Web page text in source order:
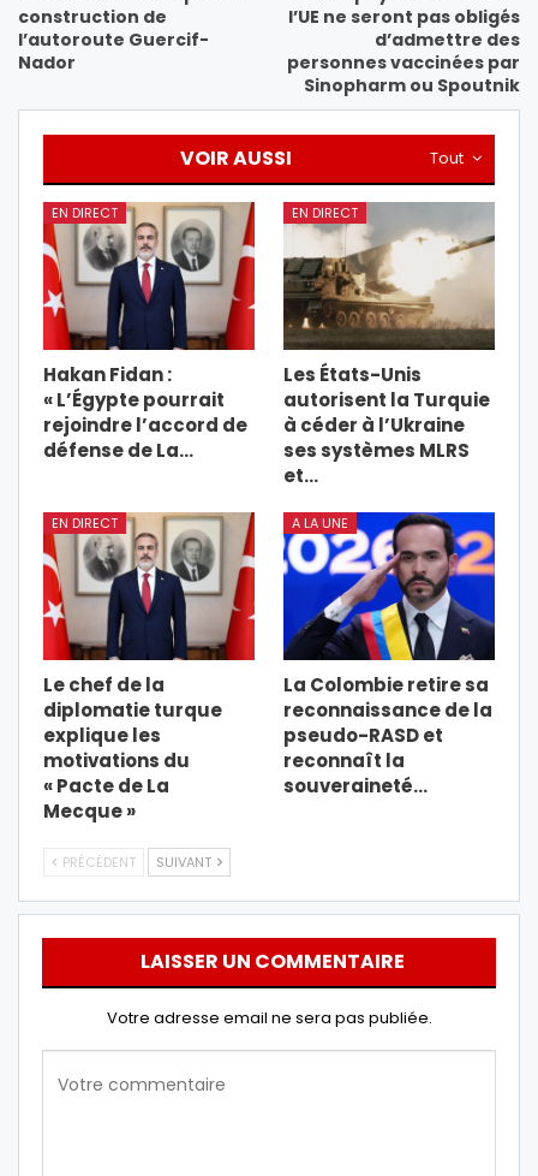
construction de
l’autoroute Guercif-
Nador
l’UE ne seront pas obligés
d’admettre des
personnes vaccinées par
Sinopharm ou Spoutnik
Tout
VOIR AUSSI
EN DIRECT
Hakan Fidan :
« L’Égypte pourrait
rejoindre l’accord de
défense de La…
EN DIRECT
Les États-Unis
autorisent la Turquie
à céder à l’Ukraine
ses systèmes MLRS
et…
EN DIRECT
Le chef de la
diplomatie turque
explique les
motivations du
« Pacte de La
Mecque »
A LA UNE
La Colombie retire sa
reconnaissance de la
pseudo-RASD et
reconnaît la
souveraineté…
PRÉCÉDENT SUIVANT
LAISSER UN COMMENTAIRE
Votre adresse email ne sera pas publiée.